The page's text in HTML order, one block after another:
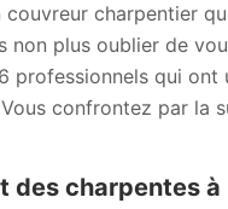
charpentier
non plus oublier de
professionnels qui ont
confrontez par la
des charpentes à